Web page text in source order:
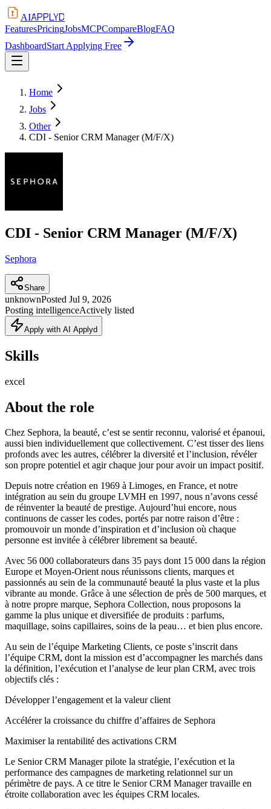
AIAPPLYD
FeaturesPricingJobsMCPCompareBlogFAQ
DashboardStart Applying Free
Home
Jobs
Other
CDI - Senior CRM Manager (M/F/X)
CDI - Senior CRM Manager (M/F/X)
Sephora
Share
unknownPosted Jul 9, 2026
Posting intelligenceActively listed
Apply with AI Applyd
Skills
excel
About the role
Chez Sephora, la beauté, c’est se sentir reconnu, valorisé et épanoui,
aussi bien individuellement que collectivement. C’est tisser des liens
profonds avec les autres, célébrer la diversité et l’inclusion, révéler
son propre potentiel et agir chaque jour pour avoir un impact positif.
Depuis notre création en 1969 à Limoges, en France, et notre
intégration au sein du groupe LVMH en 1997, nous n’avons cessé
de réinventer la beauté de prestige. Aujourd’hui encore, nous
continuons de casser les codes, portés par notre raison d’être :
promouvoir un monde d’inspiration et d’inclusion où chaque
personne est invitée à célébrer librement sa beauté.
Avec 56 000 collaborateurs dans 35 pays dont 15 000 dans la région
Europe et Moyen-Orient nous réunissons clients, marques et
passionnés au sein de la communauté beauté la plus vaste et la plus
vibrante au monde. Grâce à une sélection de près de 500 marques, et
à notre propre marque, Sephora Collection, nous proposons la
gamme la plus unique et diversifiée de produits : parfums,
maquillage, soins capillaires, soins de la peau… et bien plus encore.
Au sein de l’équipe Marketing Clients, ce poste s’inscrit dans
l’équipe CRM, dont la mission est d’accompagner les marchés dans
la définition, l’exécution et l’analyse de leur plan CRM, avec trois
objectifs clés :
Développer l’engagement et la valeur client
Accélérer la croissance du chiffre d’affaires de Sephora
Maximiser la rentabilité des activations CRM
Le Senior CRM Manager pilote la stratégie, l’exécution et la
performance des campagnes de marketing relationnel sur un
périmètre de pays. A ce titre le Senior CRM Manager travaille en
étroite collaboration avec les équipes CRM locales.